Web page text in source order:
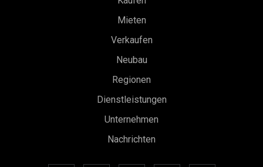
Mieten
Verkaufen
Neubau
Regionen
Dienstleistungen
Unternehmen
Nachrichten
Konfiguration speichern